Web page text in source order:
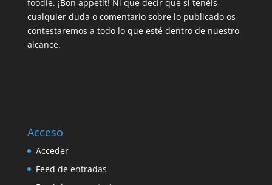
foodie. ¡Bon appetit! Ni que decir que si tenéis
cualquier duda o comentario sobre lo publicado os
contestaremos a todo lo que esté dentro de nuestro
alcance.
Acceso
Acceder
Feed de entradas